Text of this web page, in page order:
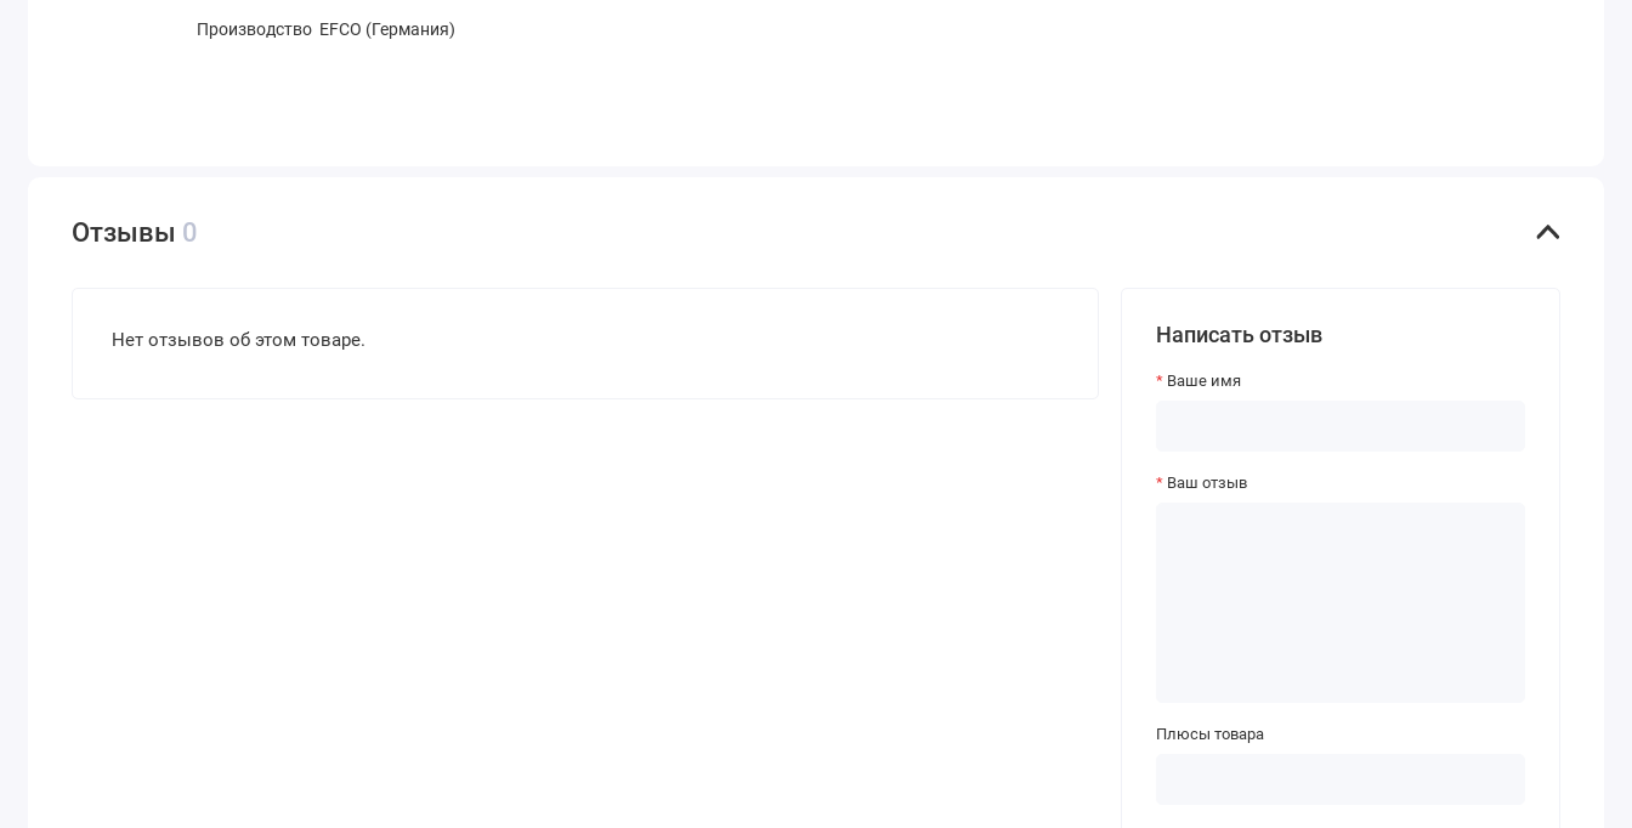
Производство EFCO (Германия)
Отзывы 0
Нет отзывов об этом товаре. Написать отзыв
Ваше имя
Ваш отзыв
Плюсы товара